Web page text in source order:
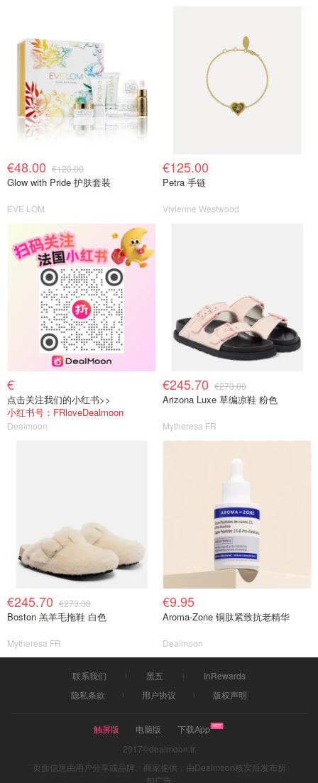
€48.00 €120.00
Glow with Pride 护肤套装
EVE LOM
€125.00
Petra 手链
Vivienne Westwood
€
点击关注我们的小红书>>
小红书号：FRloveDealmoon
Dealmoon
€245.70 €273.00
Arizona Luxe 草编凉鞋 粉色
Mytheresa FR
€245.70 €273.00
Boston 羔羊毛拖鞋 白色
Mytheresa FR
€9.95
Aroma-Zone 铜肽紧致抗老精华
Dealmoon
联系我们 黑五
InRewards
隐私条款
用户协议 版权声明
触屏版 电脑版
下载App
2017©dealmoon.fr
页面信息由用户分享或品牌、商家提供，由Dealmoon核实后发布折
扣广告